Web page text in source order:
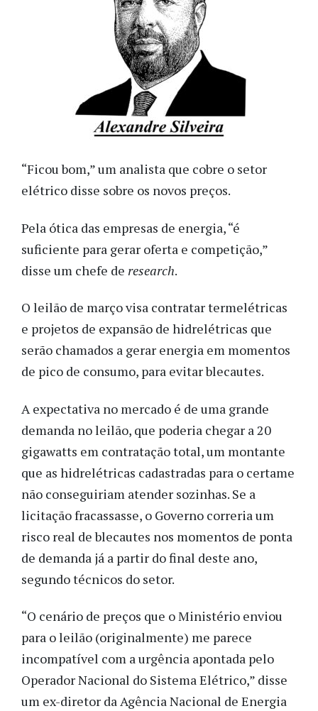
“Ficou bom,” um analista que cobre o setor
elétrico disse sobre os novos preços.
Pela ótica das empresas de energia, “é
suficiente para gerar oferta e competição,”
disse um chefe de research.
O leilão de março visa contratar termelétricas
e projetos de expansão de hidrelétricas que
serão chamados a gerar energia em momentos
de pico de consumo, para evitar blecautes.
A expectativa no mercado é de uma grande
demanda no leilão, que poderia chegar a 20
gigawatts em contratação total, um montante
que as hidrelétricas cadastradas para o certame
não conseguiriam atender sozinhas. Se a
licitação fracassasse, o Governo correria um
risco real de blecautes nos momentos de ponta
de demanda já a partir do final deste ano,
segundo técnicos do setor.
“O cenário de preços que o Ministério enviou
para o leilão (originalmente) me parece
incompatível com a urgência apontada pelo
Operador Nacional do Sistema Elétrico,” disse
um ex-diretor da Agência Nacional de Energia